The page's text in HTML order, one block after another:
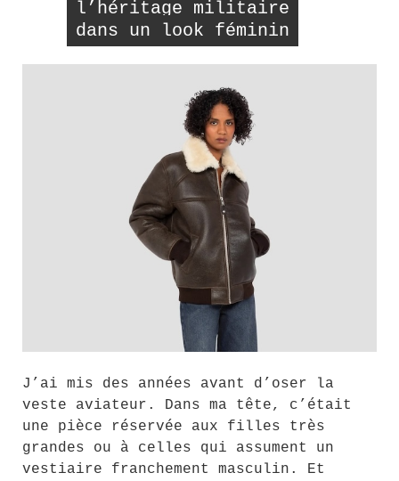
l’héritage militaire
dans un look féminin
J’ai mis des années avant d’oser la
veste aviateur. Dans ma tête, c’était
une pièce réservée aux filles très
grandes ou à celles qui assument un
vestiaire franchement masculin. Et